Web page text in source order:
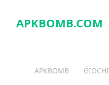
APKBOMB.COM
APKBOMB GIOCHI